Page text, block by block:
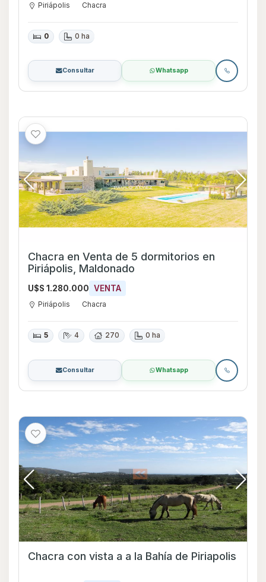
Piriápolis Chacra
0 0 ha
Consultar Whatsapp
Chacra en Venta de 5 dormitorios en
Piriápolis, Maldonado
U$S 1.280.000 VENTA
Piriápolis Chacra
5 4 270 0 ha
Consultar Whatsapp
Chacra con vista a a la Bahía de Piriapolis